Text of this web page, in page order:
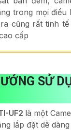
trong mọi điều
cũng rất tinh
cấp
SỬ
UF2 là một
lắp đặt dễ